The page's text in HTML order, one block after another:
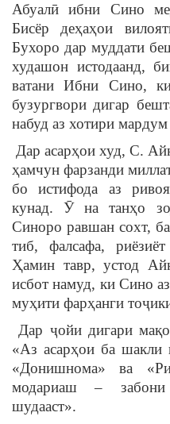
Абуалӣ ибни Сино
Бисёр деҳаҳои
Бухоро дар муддати
худашон истодаанд,
ватани Ибни Сино,
бузургвори дигар
набуд аз хотири
Дар асарҳои худ, С.
ҳамчун фарзанди
бо истифода аз
кунад. Ӯ на танҳо
Синоро равшан сохт,
тиб, фалсафа,
Ҳамин тавр, устод
исбот намуд, ки Сино
муҳити фарҳанги
Дар ҷойи дигари
«Аз асарҳои ба шакли
«Донишнома» ва
модариаш – забони
шудааст».